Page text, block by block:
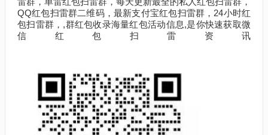
QQ红包扫雷群二维码，最新支付宝红包扫雷群，24小时红
包扫雷群，,群红包收录海量红包活动信息,是你快速获取微
信红包扫雷资讯